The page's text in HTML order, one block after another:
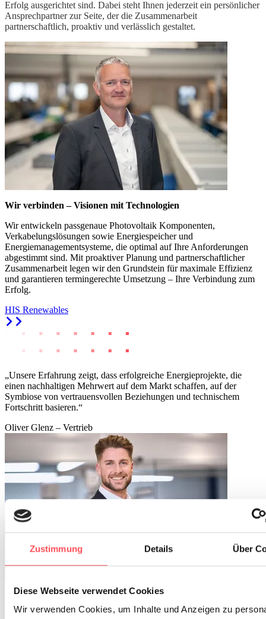
Zustimmung Details Über
Diese Webseite verwendet Cookies
Wir verwenden Cookies, um Inhalte und Anzeigen zu
Erfolg ausgerichtet sind. Dabei steht Ihnen jederzeit ein persönlicher
Ansprechpartner zur Seite, der die Zusammenarbeit
partnerschaftlich, proaktiv und verlässlich gestaltet.
Wir verbinden – Visionen mit Technologien
Wir entwickeln passgenaue Photovoltaik Komponenten,
Verkabelungslösungen sowie Energiespeicher und
Energiemanagementsysteme, die optimal auf Ihre Anforderungen
abgestimmt sind. Mit proaktiver Planung und partnerschaftlicher
Zusammenarbeit legen wir den Grundstein für maximale Effizienz
und garantieren termingerechte Umsetzung – Ihre Verbindung zum
Erfolg.
HIS Renewables
„Unsere Erfahrung zeigt, dass erfolgreiche Energieprojekte, die
einen nachhaltigen Mehrwert auf dem Markt schaffen, auf der
Symbiose von vertrauensvollen Beziehungen und technischem
Fortschritt basieren.“
Oliver Glenz – Vertrieb
Innovative Ansätze für maximalen Unternehmenswert